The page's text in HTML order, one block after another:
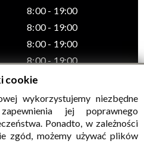
8:00 - 19:00
8:00 - 19:00
8:00 - 19:00
8:00 - 19:00
Gminny Ośrodek Kultury w
cookie
wykorzystujemy niezbędne
jej poprawnego
Ponadto, w zależności
zgód, możemy używać plików